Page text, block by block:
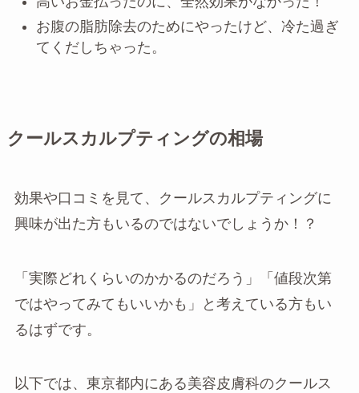
お腹の脂肪除去のためにやったけど、冷た過ぎ
てくだしちゃった。
クールスカルプティングの相場
効果や口コミを見て、クールスカルプティングに
興味が出た方もいるのではないでしょうか！？
「実際どれくらいのかかるのだろう」「値段次第
ではやってみてもいいかも」と考えている方もい
るはずです。
以下では、東京都内にある美容皮膚科のクールス